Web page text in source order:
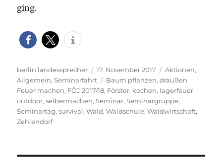
ging.
Autor
berlin.landessprecher
Veröffentlicht
am
17. November 2017 Kategorien
Aktionen,
Allgemein,Seminarfahrt Schlagwörter
Baum pflanzen,draußen,
Feuer machen, FÖJ 2017/18, Förster, kochen, lagerfeuer,
outdoor,selbermachen,Seminar,Seminargruppe,
Seminartag,survival,Wald,Waldschule,Waldwirtschaft,
Zehlendorf